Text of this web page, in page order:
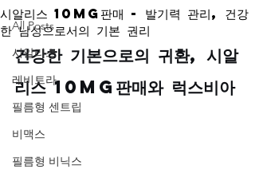
All Posts
시알리스
레비트라
필름형 센트립
비맥스
필름형 비닉스
시알리스 10mg판매 - 발기력 관리, 건강
한 남성으로서의 기본 권리
건강한 기본으로의 귀환, 시알
리스 10mg판매와 럭스비아